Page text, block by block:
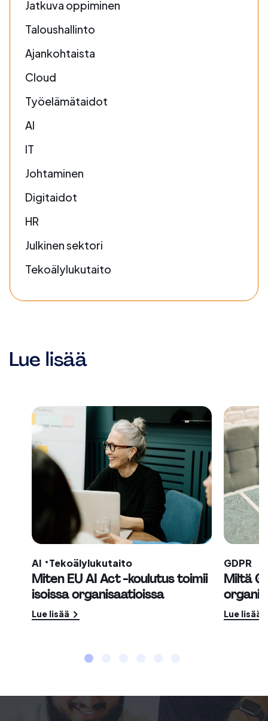
Jatkuva oppiminen
Taloushallinto
Ajankohtaista
Cloud
Työelämätaidot
AI
IT
Johtaminen
Digitaidot
HR
Julkinen sektori
Tekoälylukutaito
Lue lisää
AI Tekoälylukutaito
Miten EU AI Act -koulutus toimii
isoissa organisaatioissa
Lue lisää
GDPR
Miltä
Lue lisää